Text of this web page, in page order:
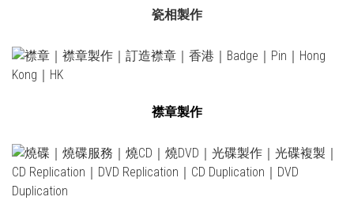
瓷相製作
襟章製作